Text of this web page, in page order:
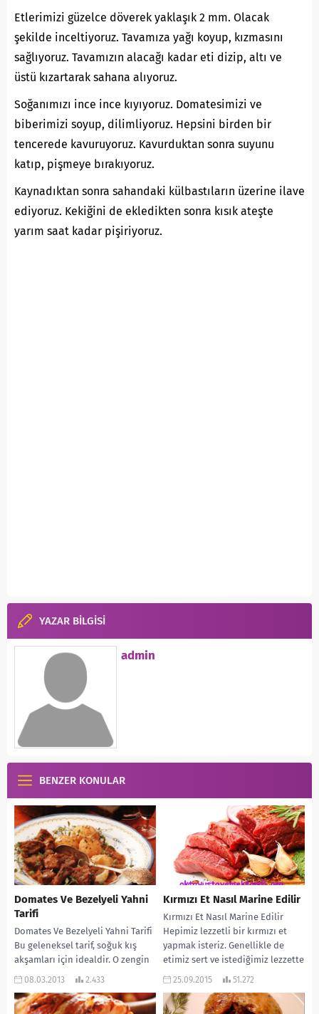
Etlerimizi güzelce döverek yaklaşık 2 mm. Olacak
şekilde inceltiyoruz. Tavamıza yağı koyup, kızmasını
sağlıyoruz. Tavamızın alacağı kadar eti dizip, altı ve
üstü kızartarak sahana alıyoruz.
Soğanımızı ince ince kıyıyoruz. Domatesimizi ve
biberimizi soyup, dilimliyoruz. Hepsini birden bir
tencerede kavuruyoruz. Kavurduktan sonra suyunu
katıp, pişmeye bırakıyoruz.
Kaynadıktan sonra sahandaki külbastıların üzerine ilave
ediyoruz. Kekiğini de ekledikten sonra kısık ateşte
yarım saat kadar pişiriyoruz.
YAZAR BİLGİSİ
admin
BENZER KONULAR
Domates Ve Bezelyeli Yahni
Tarifi
Domates Ve Bezelyeli Yahni Tarifi
Bu geleneksel tarif, soğuk kış
akşamları için idealdir. O zengin
sosunun lezzetini emmesi için
08.03.2013 2.433
Kırmızı Et Nasıl Marine Edilir
Kırmızı Et Nasıl Marine Edilir
Hepimiz lezzetli bir kırmızı et
yapmak isteriz. Genellikle de
etimiz sert ve istediğimiz lezzette
olmaz....
25.09.2015 51.272